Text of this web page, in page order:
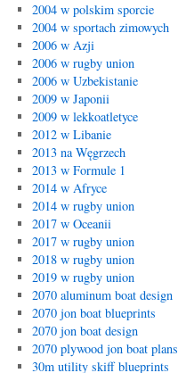
2004 w polskim sporcie
2004 w sportach zimowych
2006 w Azji
2006 w rugby union
2006 w Uzbekistanie
2009 w Japonii
2009 w lekkoatletyce
2012 w Libanie
2013 na Węgrzech
2013 w Formule 1
2014 w Afryce
2014 w rugby union
2017 w Oceanii
2017 w rugby union
2018 w rugby union
2019 w rugby union
2070 aluminum boat design
2070 jon boat blueprints
2070 jon boat design
2070 plywood jon boat plans
30m utility skiff blueprints